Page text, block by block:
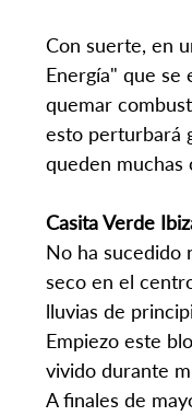
Con suerte, en
Energía" que se
quemar
esto perturbará
queden
Casita Verde
No ha sucedido
seco en el
lluvias de
Empiezo este
vivido durante
A finales de